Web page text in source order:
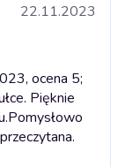
22.11.2023
ocena 5;
Pięknie
Pomysłowo